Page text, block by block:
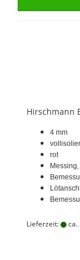
Hirschmann
4 mm
rot
Lieferzeit: ca.